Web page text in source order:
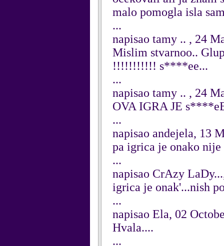
malo pomogla isla
...
napisao tamy .. , 24
Mislim stvarnoo..
!!!!!!!!!!! s****ee...
...
napisao tamy .. , 24
OVA IGRA JE
...
napisao andejela, 13
pa igrica je onako nije
...
napisao CrAzy
igrica je onak'...nish
...
napisao Ela, 02
Hvala....
...